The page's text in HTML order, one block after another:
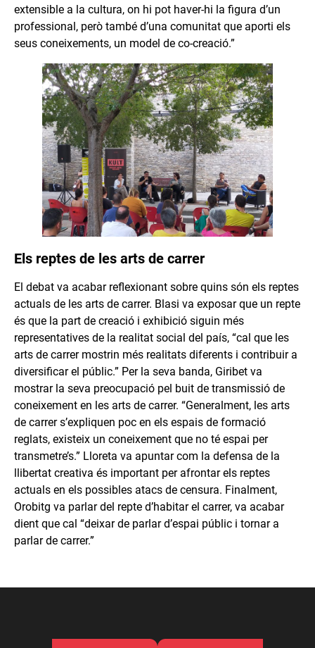
extensible a la cultura, on hi pot haver-hi la figura d’un
professional, però també d’una comunitat que aporti els
seus coneixements, un model de co-creació.”
Els reptes de les arts de carrer
El debat va acabar reflexionant sobre quins són els reptes
actuals de les arts de carrer. Blasi va exposar que un repte
és que la part de creació i exhibició siguin més
representatives de la realitat social del país, “cal que les
arts de carrer mostrin més realitats diferents i contribuir a
diversificar el públic.” Per la seva banda, Giribet va
mostrar la seva preocupació pel buit de transmissió de
coneixement en les arts de carrer. “Generalment, les arts
de carrer s’expliquen poc en els espais de formació
reglats, existeix un coneixement que no té espai per
transmetre’s.” Lloreta va apuntar com la defensa de la
llibertat creativa és important per afrontar els reptes
actuals en els possibles atacs de censura. Finalment,
Orobitg va parlar del repte d’habitar el carrer, va acabar
dient que cal “deixar de parlar d’espai públic i tornar a
parlar de carrer.”